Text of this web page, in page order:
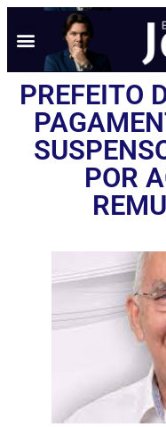
PREFEITO
POR